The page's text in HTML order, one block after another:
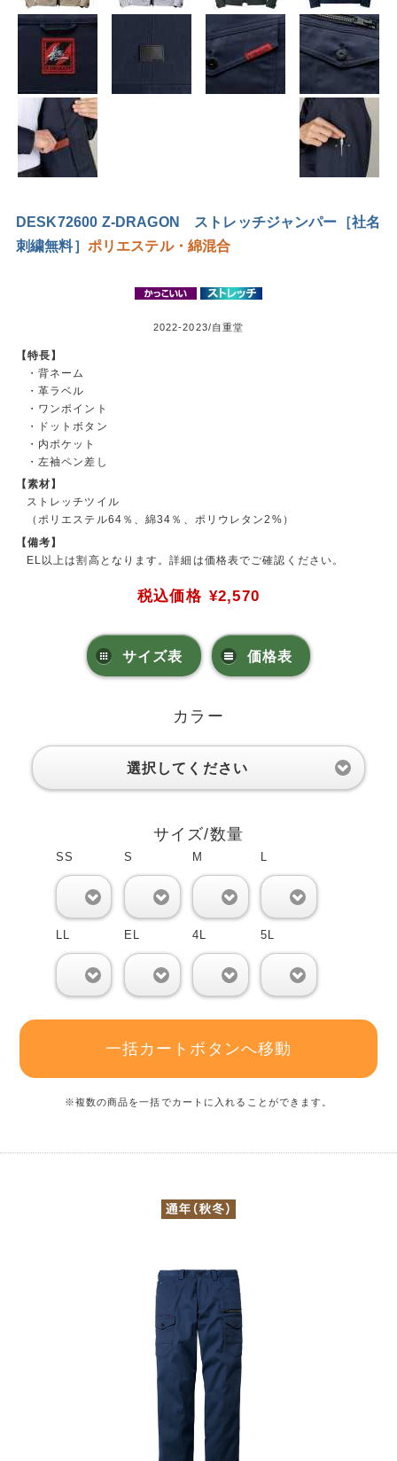
DESK72600 Z-DRAGON ストレッチジャンパー［社名
刺繍無料］ ポリエステル・綿混合
2022-2023/自重堂
【特長】
・背ネーム
・革ラベル
・ワンポイント
・ドットボタン
・内ポケット
・左袖ペン差し
【素材】
ストレッチツイル
（ポリエステル64％、綿34％、ポリウレタン2%）
【備考】
EL以上は割高となります。詳細は価格表でご確認ください。
税込価格 ¥2,570
サイズ表 価格表
カラー
選択してください
サイズ/数量
SS S M L
LL EL 4L 5L
一括カートボタンへ移動
※複数の商品を一括でカートに入れることができます。